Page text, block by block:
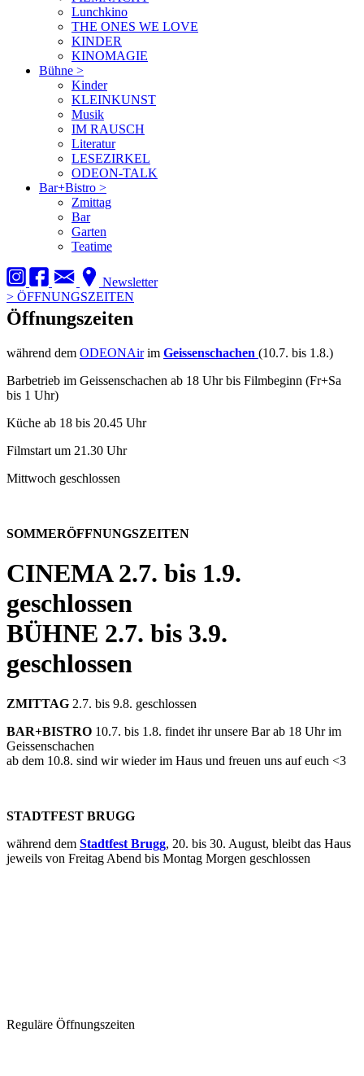
Lunchkino
THE ONES WE LOVE
KINDER
KINOMAGIE
Bühne >
Kinder
KLEINKUNST
Musik
IM RAUSCH
Literatur
LESEZIRKEL
ODEON-TALK
Bar+Bistro >
Zmittag
Bar
Garten
Teatime
Newsletter
> ÖFFNUNGSZEITEN
Öffnungszeiten
während dem ODEONAirim Geissenschachen (10.7. bis 1.8.)
Barbetrieb im Geissenschachen ab 18 Uhr bis Filmbeginn (Fr+Sa
bis 1 Uhr)
Küche ab 18 bis 20.45 Uhr
Filmstart um 21.30 Uhr
Mittwoch geschlossen
SOMMERÖFFNUNGSZEITEN
CINEMA2.7. bis 1.9.
geschlossen
BÜHNE 2.7. bis 3.9.
geschlossen
ZMITTAG 2.7. bis 9.8. geschlossen
BAR+BISTRO 10.7. bis 1.8. findet ihr unsere Bar ab 18 Uhr im
Geissenschachen
ab dem 10.8. sind wir wieder im Haus und freuen uns auf euch <3
STADTFEST BRUGG
während dem Stadtfest Brugg, 20. bis 30. August, bleibt das Haus
jeweils von Freitag Abend bis Montag Morgen geschlossen
Reguläre Öffnungszeiten